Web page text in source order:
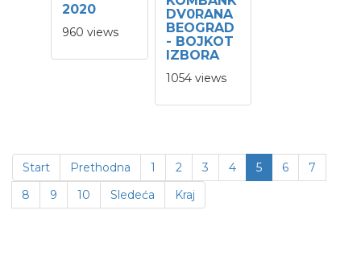
2020
960 views
DV0RANA
BEOGRAD
- BOJKOT
IZBORA
1054 views
Start Prethodna 1 2 3 4 5 6
7
8
9 10 Sledeća Kraj